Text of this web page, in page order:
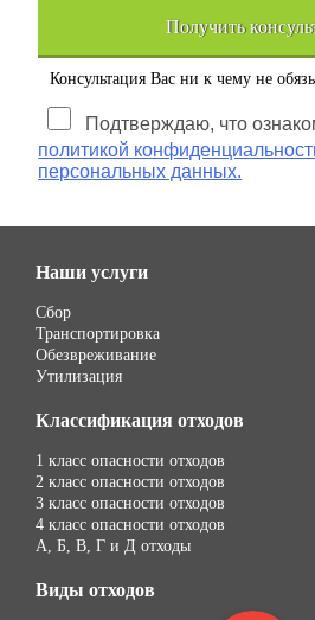
Получить
Консультация Вас ни к чему не
Подтверждаю, что
политикой
персональных данных.
Наши услуги
Сбор
Транспортировка
Обезвреживание
Утилизация
Классификация отходов
1 класс опасности отходов
2 класс опасности отходов
3 класс опасности отходов
4 класс опасности отходов
А, Б, В, Г и Д отходы
Виды отходов